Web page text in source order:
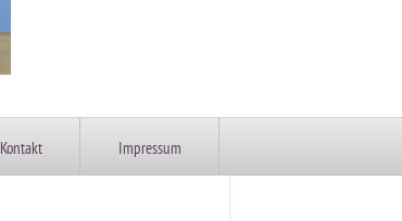
Kontakt Impressum